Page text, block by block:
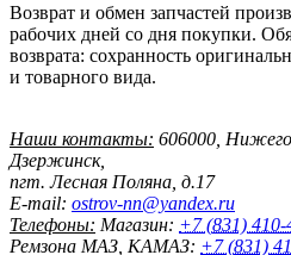
Возврат и обмен запчастей
рабочих дней со дня покупки.
возврата: сохранность
и товарного вида.
Наши контакты: 606000
Дзержинск,
пгт. Лесная Поляна, д.17
E-mail: ostrov-nn@yandex.ru
Телефоны: Магазин: +7 (831) 410-
Ремзона МАЗ, КАМАЗ: +7 (831)